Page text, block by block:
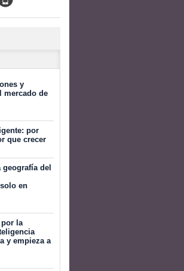
y
mercado de
por
que crecer
geografía del
en
por la
y empieza a